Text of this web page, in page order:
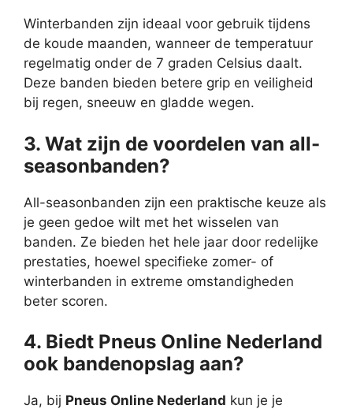
Winterbanden zijn ideaal voor gebruik tijdens
de koude maanden, wanneer de temperatuur
regelmatig onder de 7 graden Celsius daalt.
Deze banden bieden betere grip en veiligheid
bij regen, sneeuw en gladde wegen.
3. Wat zijn de voordelen van all-
seasonbanden?
All-seasonbanden zijn een praktische keuze als
je geen gedoe wilt met het wisselen van
banden. Ze bieden het hele jaar door redelijke
prestaties, hoewel specifieke zomer- of
winterbanden in extreme omstandigheden
beter scoren.
4. Biedt Pneus Online Nederland
ook bandenopslag aan?
Ja, bij Pneus Online Nederland kun je je